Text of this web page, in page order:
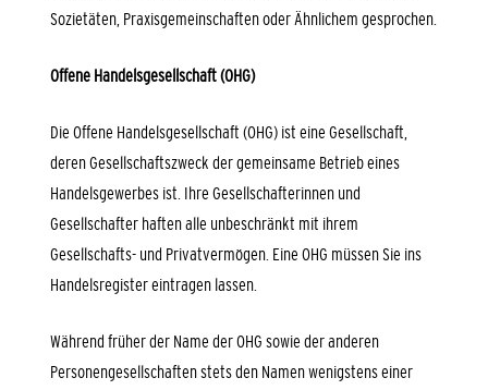
Sozietäten, Praxisgemeinschaften oder Ähnlichem gesprochen.
Offene Handelsgesellschaft (OHG)
Die Offene Handelsgesellschaft (OHG) ist eine Gesellschaft,
deren Gesellschaftszweck der gemeinsame Betrieb eines
Handelsgewerbes ist. Ihre Gesellschafterinnen und
Gesellschafter haften alle unbeschränkt mit ihrem
Gesellschafts- und Privatvermögen. Eine OHG müssen Sie ins
Handelsregister eintragen lassen.
Während früher der Name der OHG sowie der anderen
Personengesellschaften stets den Namen wenigstens einer